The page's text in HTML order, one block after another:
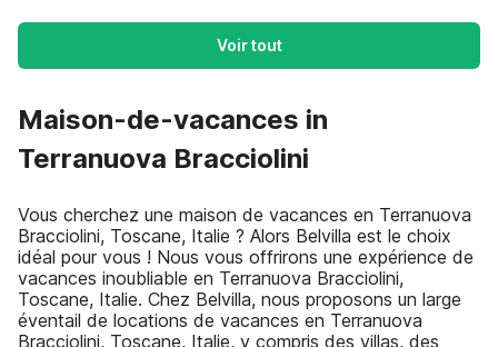
Voir tout
Maison-de-vacances in
Terranuova Bracciolini
Vous cherchez une maison de vacances en Terranuova
Bracciolini, Toscane, Italie ? Alors Belvilla est le choix
idéal pour vous ! Nous vous offrirons une expérience de
vacances inoubliable en Terranuova Bracciolini,
Toscane, Italie. Chez Belvilla, nous proposons un large
éventail de locations de vacances en Terranuova
Bracciolini, Toscane, Italie, y compris des villas, des